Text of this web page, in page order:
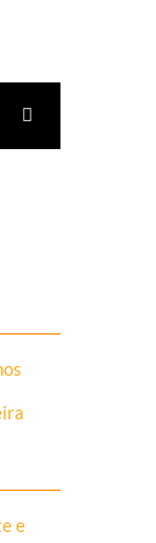
e